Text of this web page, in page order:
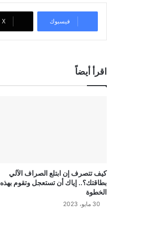
فيسبوك ‫X
اقرأ أيضاً
كيف تتصرف إن ابتلع الصراف الآلي
بطاقتك؟.. إياك أن تستعجل وتقوم بهذه
الخطوة
30 مايو، 2023